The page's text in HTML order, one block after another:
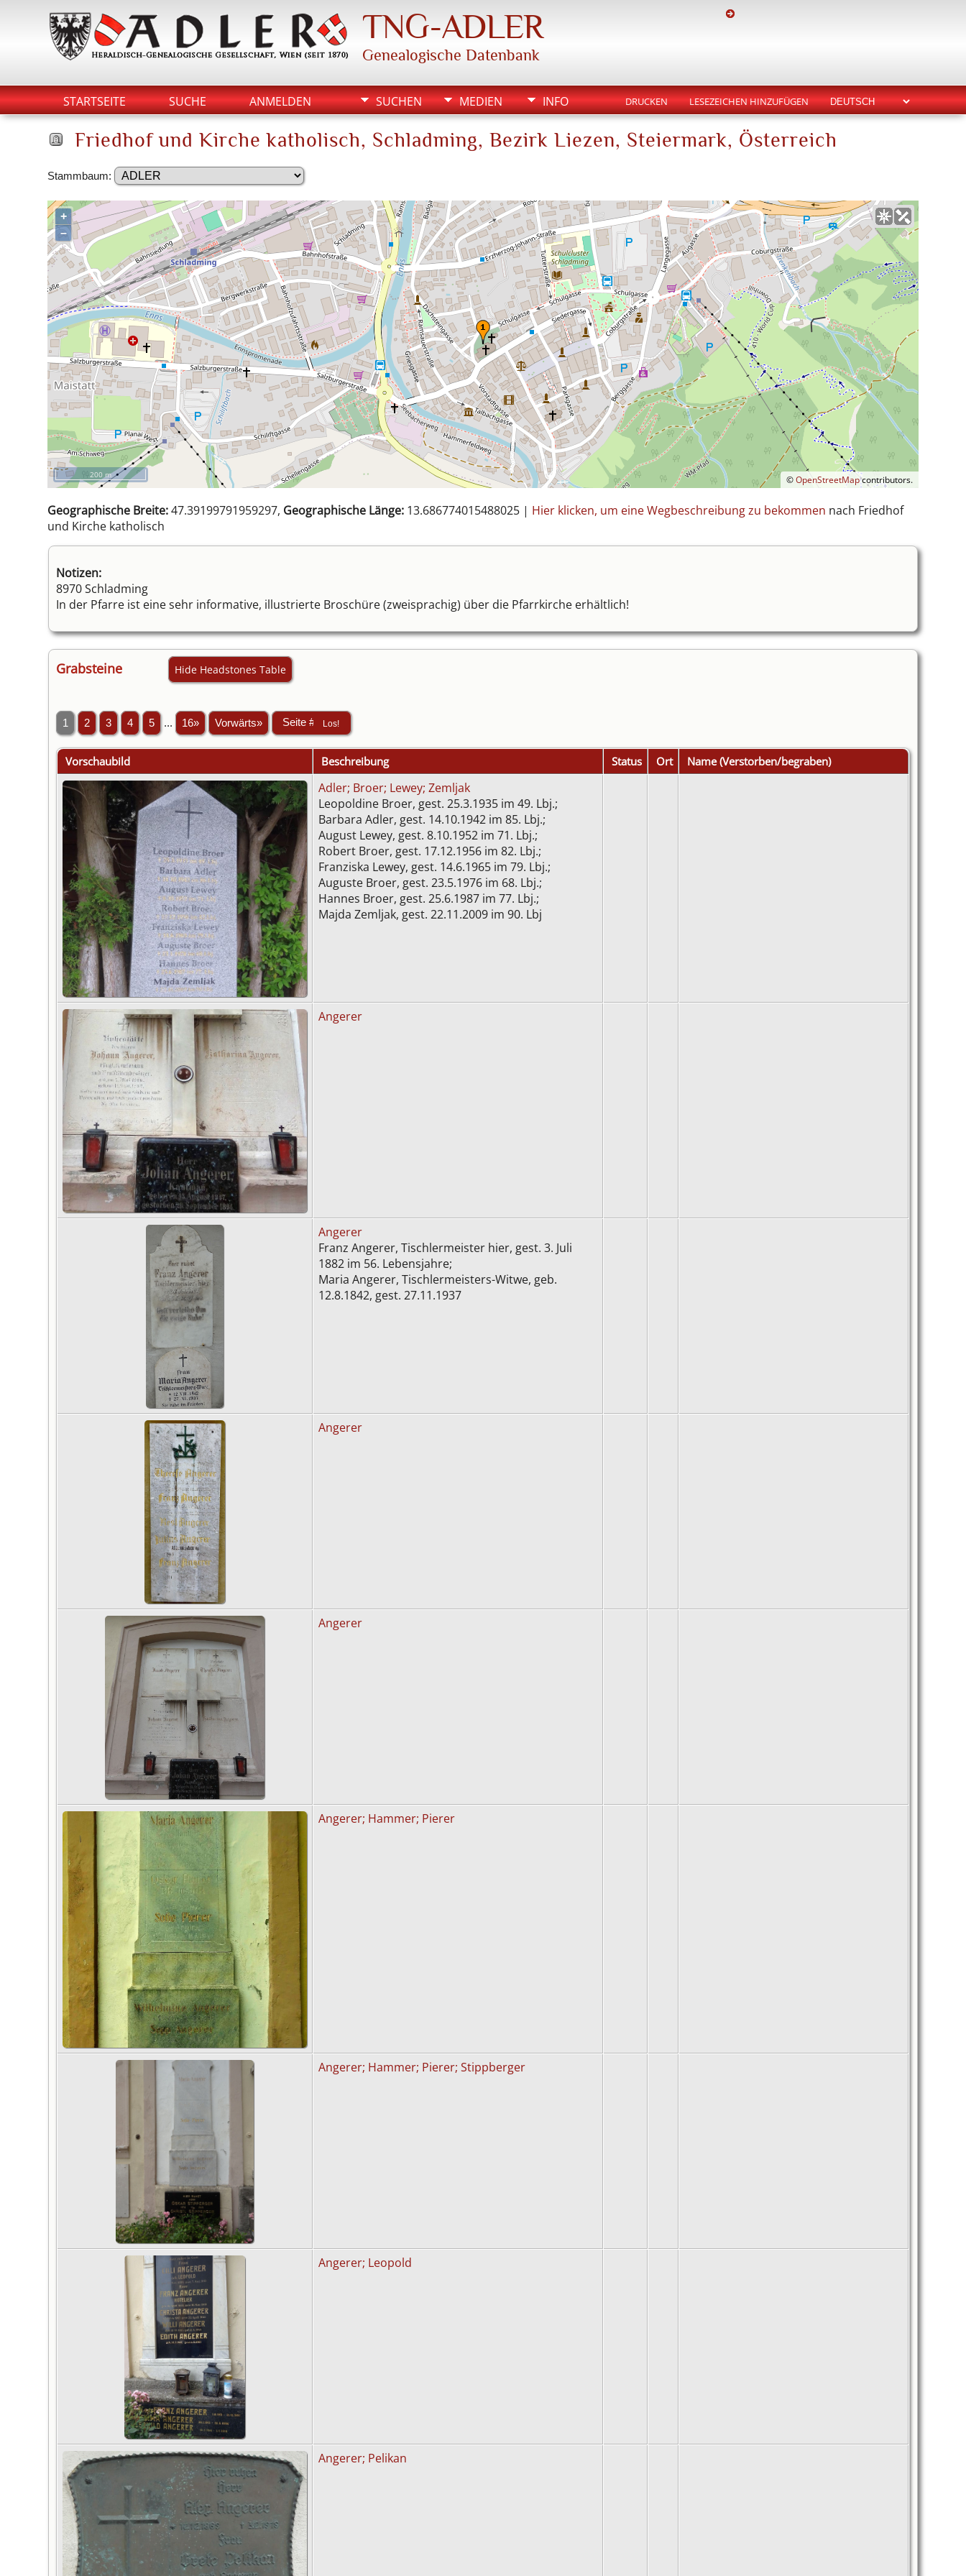
TNG-ADLER
Genealogische Datenbank
STARTSEITE SUCHE ANMELDEN SUCHEN MEDIEN INFO DRUCKEN LESEZEICHEN HINZUFÜGEN
Friedhof und Kirche katholisch, Schladming, Bezirk Liezen, Steiermark, Österreich
Stammbaum:
+
–
©OpenStreetMapcontributors.
200 m
Geographische Breite:47.39199791959297, Geographische Länge: 13.686774015488025 | Hier klicken, um eine Wegbeschreibung zu bekommen nach Friedhof
und Kirche katholisch
Notizen:
8970 Schladming
In der Pfarre ist eine sehr informative, illustrierte Broschüre (zweisprachig) über die Pfarrkirche erhältlich!
Grabsteine Hide Headstones Table
1 2 3 4 5 ... 16» Vorwärts»
Vorschaubild Beschreibung Status Ort Name (Verstorben/begraben)
Adler; Broer; Lewey; Zemljak
Leopoldine Broer, gest. 25.3.1935 im 49. Lbj.;
Barbara Adler, gest. 14.10.1942 im 85. Lbj.;
August Lewey, gest. 8.10.1952 im 71. Lbj.;
Robert Broer, gest. 17.12.1956 im 82. Lbj.;
Franziska Lewey, gest. 14.6.1965 im 79. Lbj.;
Auguste Broer, gest. 23.5.1976 im 68. Lbj.;
Hannes Broer, gest. 25.6.1987 im 77. Lbj.;
Majda Zemljak, gest. 22.11.2009 im 90. Lbj
Angerer
Angerer
Franz Angerer, Tischlermeister hier, gest. 3. Juli
1882 im 56. Lebensjahre;
Maria Angerer, Tischlermeisters-Witwe, geb.
12.8.1842, gest. 27.11.1937
Angerer
Angerer
Angerer; Hammer; Pierer
Angerer; Hammer; Pierer; Stippberger
Angerer; Leopold
Angerer; Pelikan